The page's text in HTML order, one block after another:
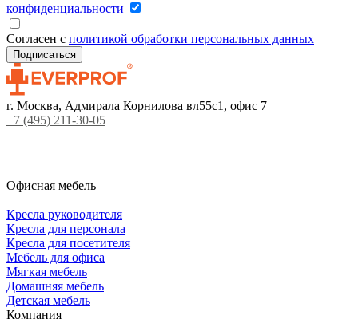
конфиденциальности
Согласен с политикой обработки персональных данных
г. Москва, Адмирала Корнилова вл55с1, офис 7
+7 (495) 211-30-05
Офисная мебель
Кресла руководителя
Кресла для персонала
Кресла для посетителя
Мебель для офиса
Мягкая мебель
Домашняя мебель
Детская мебель
Компания